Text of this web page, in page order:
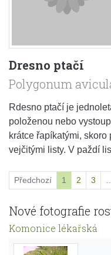
Dresno ptačí
Polygonum
Rdesno ptačí je
položenou nebo
krátce řapíkatými,
vejčitými listy. V paždí
Předchozí 1 2 3
Nové fotografie
Komonice lékařská